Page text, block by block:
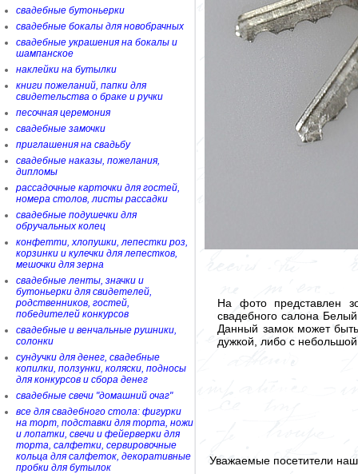
свадебные бутоньерки
свадебные бокалы для новобрачных
свадебные украшения на бокалы и
шампанское
наклейки на бутылки
книги пожеланий, папки для
свидетельства о браке и ручки
песочная церемония
свадебные замочки
приглашения на свадьбу
свадебные наказы, пожелания,
дипломы
рассадочные карточки для гостей,
номера столов, листы рассадки
свадебные подушечки для
обручальных колец
конфетти, хлопушки, лепестки роз,
корзинки и кулечки для лепестков,
мешочки для зерна
свадебные ленты, значки и
бутоньерки для свидетелей,
родственников, гостей,
победителей конкурсов
свадебные и венчальные рушники,
солонки
сундучки для денег, свадебные
копилки, ползунки, коляски, подносы
для конкурсов и сбора денег
свадебные свечи "домашний очаг"
все для свадебного стола: фигурки
на торт, подставки для торта, ножи
и лопатки, свечи и фейерверки для
торта, салфетки, сервировочные
кольца для салфеток, декоративные
пробки для бутылок
На фото представлен
свадебного салона
Данный замок может
дужкой, либо с
Уважаемые посетители